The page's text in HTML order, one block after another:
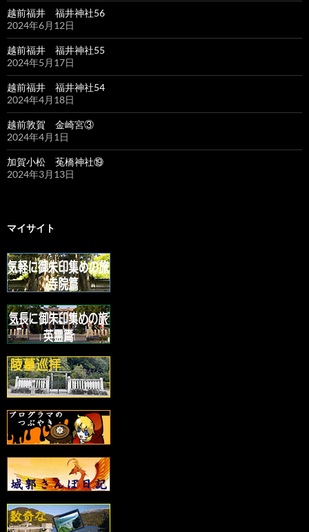
越前福井 福井神社56
2024年6月12日
越前福井 福井神社55
2024年5月17日
越前福井 福井神社54
2024年4月18日
越前敦賀 金崎宮③
2024年4月1日
加賀小松 菟橋神社⑲
2024年3月13日
マイサイト